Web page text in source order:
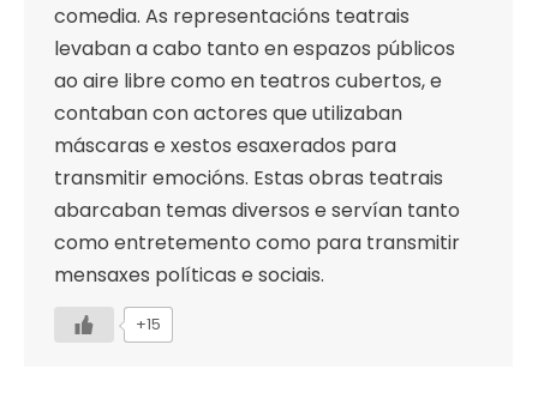
comedia. As representacións teatrais
levaban a cabo tanto en espazos públicos
ao aire libre como en teatros cubertos, e
contaban con actores que utilizaban
máscaras e xestos esaxerados para
transmitir emocións. Estas obras teatrais
abarcaban temas diversos e servían tanto
como entretemento como para transmitir
mensaxes políticas e sociais.
+15